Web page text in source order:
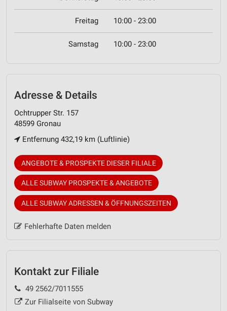
Freitag 10:00 - 23:00
Samstag 10:00 - 23:00
Adresse & Details
Ochtrupper Str. 157
48599 Gronau
Entfernung 432,19 km (Luftlinie)
ANGEBOTE & PROSPEKTE DIESER FILIALE
ALLE SUBWAY PROSPEKTE & ANGEBOTE
ALLE SUBWAY ADRESSEN & ÖFFNUNGSZEITEN
Fehlerhafte Daten melden
Kontakt zur Filiale
49 2562/7011555
Zur Filialseite von Subway